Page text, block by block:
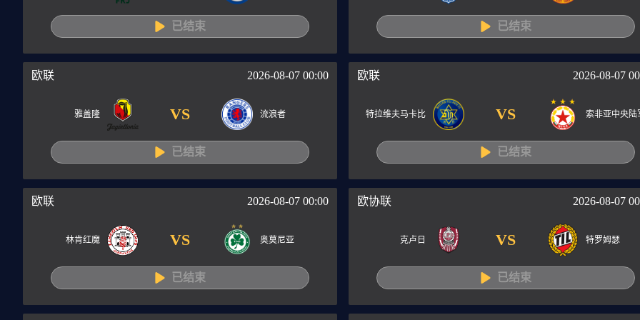
已结束 已结束
欧联 2026-08-07 00:00
雅盖隆 VS 流浪者
已结束
欧联 2026-08-07
特拉维夫马卡比 VS 索非亚中央陆
已结束
欧联 2026-08-07 00:00
林肯红魔 VS 奥莫尼亚
已结束
欧协联 2026-08-07
克卢日 VS 特罗姆瑟
已结束